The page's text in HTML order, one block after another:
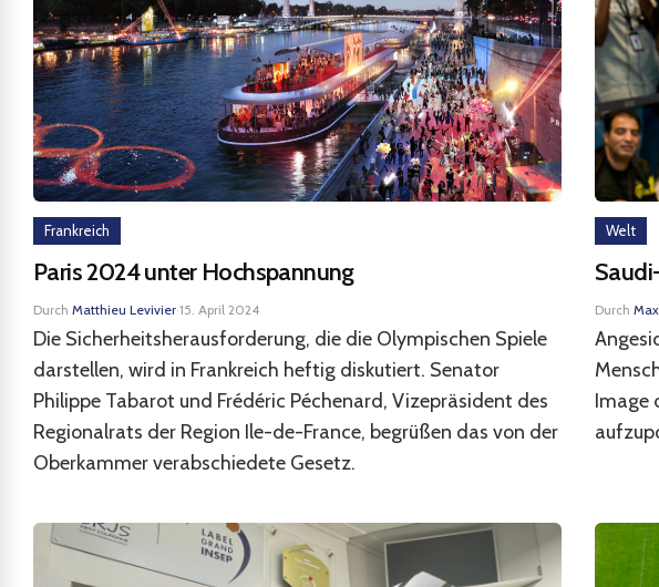
Frankreich
Paris 2024 unter Hochspannung
Durch Matthieu Levivier·15. April 2024
Die Sicherheitsherausforderung, die die Olympischen Spiele
darstellen, wird in Frankreich heftig diskutiert. Senator
Philippe Tabarot und Frédéric Péchenard, Vizepräsident des
Regionalrats der Region Ile-de-France, begrüßen das von der
Oberkammer verabschiedete Gesetz.
Welt
Durch
Image